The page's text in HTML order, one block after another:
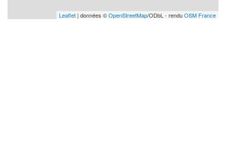
Leaflet | données ©OpenStreetMap/ODbL - renduOSM France